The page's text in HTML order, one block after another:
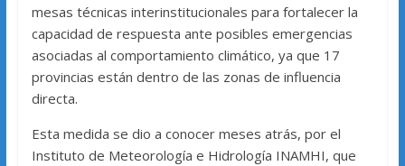
mesas técnicas interinstitucionales para fortalecer la
capacidad de respuesta ante posibles emergencias
asociadas al comportamiento climático, ya que 17
provincias están dentro de las zonas de influencia
directa.
Esta medida se dio a conocer meses atrás, por el
Instituto de Meteorología e Hidrología INAMHI, que